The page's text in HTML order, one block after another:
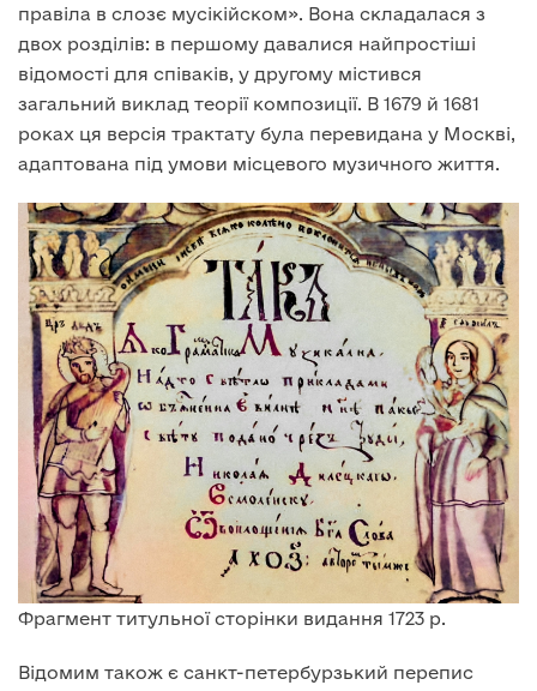
правіла в слозє мусікійском». Вона складалася з
двох розділів: в першому давалися найпростіші
відомості для співаків, у другому містився
загальний виклад теорії композиції. В 1679 й 1681
роках ця версія трактату була перевидана у Москві,
адаптована під умови місцевого музичного життя.
Фрагмент титульної сторінки видання 1723 р.
Відомим також є санкт-петербурзький перепис